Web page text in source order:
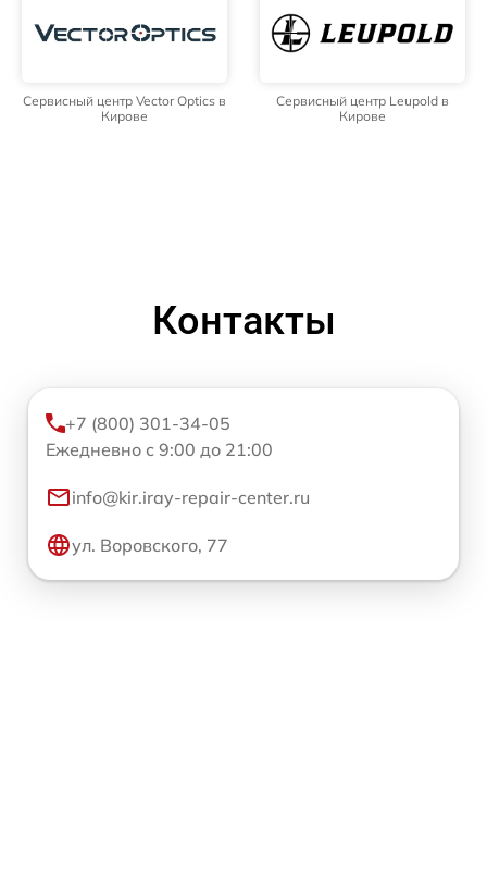
Сервисный центр Vector Optics в
Кирове
Сервисный центр Leupold в
Кирове
Контакты
+7 (800) 301-34-05
Ежедневно с 9:00 до 21:00
info@kir.iray-repair-center.ru
ул. Воровского, 77